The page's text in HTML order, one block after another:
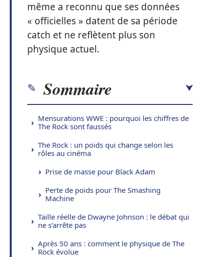
même a reconnu que ses données
« officielles » datent de sa période
catch et ne reflètent plus son
physique actuel.
Sommaire
Mensurations WWE : pourquoi les chiffres de
The Rock sont faussés
The Rock : un poids qui change selon les
rôles au cinéma
Prise de masse pour Black Adam
Perte de poids pour The Smashing
Machine
Taille réelle de Dwayne Johnson : le débat qui
ne s’arrête pas
Après 50 ans : comment le physique de The
Rock évolue